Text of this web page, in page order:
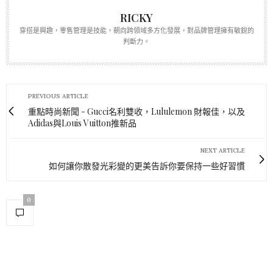
RICKY
穿搭是興趣，零售管理是技能，朝向跨領域多方化發展，對品牌管理擁有敏銳的
判斷力。
PREVIOUS ARTICLE
重點時尚新聞 - Gucci名利雙收，Lululemon 財報佳，以及
Adidas與Louis Vuitton推新品
NEXT ARTICLE
如何讓你散發光彩變的更美告訴你要保持一些好習慣
0